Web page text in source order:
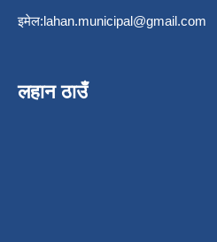
इमेल:lahan.municipal@gmail.com
लहान ठाउँ